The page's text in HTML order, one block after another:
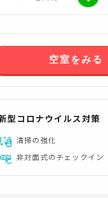
すべてみる
空室をみる
型コロナウイルス対策
清掃の強化
非対面式のチェックイン